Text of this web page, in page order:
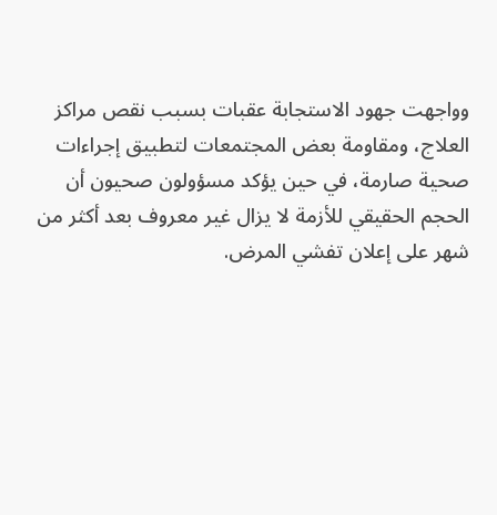
وواجهت جهود الاستجابة عقبات بسبب نقص مراكز
العلاج، ومقاومة بعض المجتمعات لتطبيق إجراءات
صحية صارمة، في حين يؤكد مسؤولون صحيون أن
الحجم الحقيقي للأزمة لا يزال غير معروف بعد أكثر من
شهر على إعلان تفشي المرض.